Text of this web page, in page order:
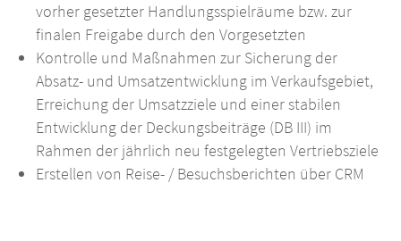
vorher gesetzter Handlungsspielräume bzw. zur
finalen Freigabe durch den Vorgesetzten
Kontrolle und Maßnahmen zur Sicherung der
Absatz- und Umsatzentwicklung im Verkaufsgebiet,
Erreichung der Umsatzziele und einer stabilen
Entwicklung der Deckungsbeiträge (DB III) im
Rahmen der jährlich neu festgelegten Vertriebsziele
Erstellen von Reise- / Besuchsberichten über CRM